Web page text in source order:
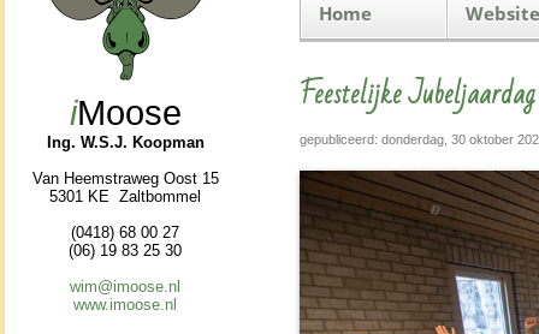
iMoose
Ing. W.S.J. Koopman
Van Heemstraweg Oost 15
5301 KE Zaltbommel
(0418) 68 00 27
(06) 19 83 25 30
wim@imoose.nl
www.imoose.nl
Home
Feestelijke
gepubliceerd: donderdag, 30 oktober